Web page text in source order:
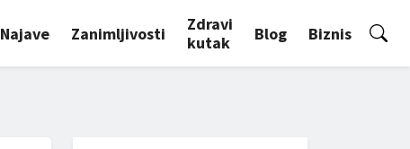
Najave Zanimljivosti
Zdravi
kutak
Blog Biznis